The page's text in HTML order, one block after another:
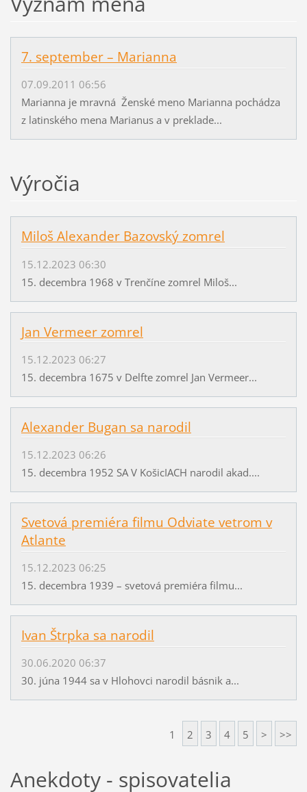
7. september – Marianna
07.09.2011 06:56
Marianna je mravná Ženské meno Marianna pochádza
z latinského mena Marianus a v preklade...
Výročia
Miloš Alexander Bazovský zomrel
15.12.2023 06:30
15. decembra 1968 v Trenčíne zomrel Miloš...
Jan Vermeer zomrel
15.12.2023 06:27
15. decembra 1675 v Delfte zomrel Jan Vermeer...
Alexander Bugan sa narodil
15.12.2023 06:26
15. decembra 1952 SA V KošicIACH narodil akad....
Svetová premiéra filmu Odviate vetrom v
Atlante
15.12.2023 06:25
15. decembra 1939 – svetová premiéra filmu...
Ivan Štrpka sa narodil
30.06.2020 06:37
30. júna 1944 sa v Hlohovci narodil básnik a...
1 2 3 4 5 > >>
Anekdoty - spisovatelia